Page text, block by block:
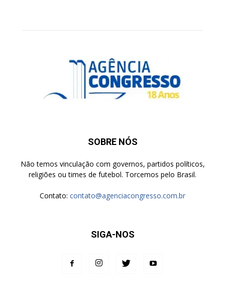
SOBRE NÓS
Não temos vinculação com governos, partidos políticos,
religiões ou times de futebol. Torcemos pelo Brasil.
Contato: contato@agenciacongresso.com.br
SIGA-NOS